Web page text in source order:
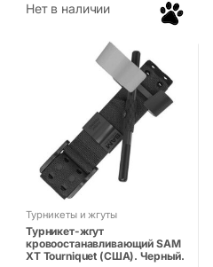
Нет в наличии
Турникеты и жгуты
Турникет-жгут
кровоостанавливающий SAM
XT Tourniquet (США). Черный.